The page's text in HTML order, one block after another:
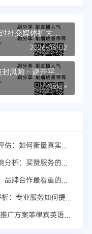
社交媒体扩大品
2026-06-02
风险 - 避开平台
Next »